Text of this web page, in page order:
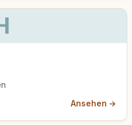
Ansehen →